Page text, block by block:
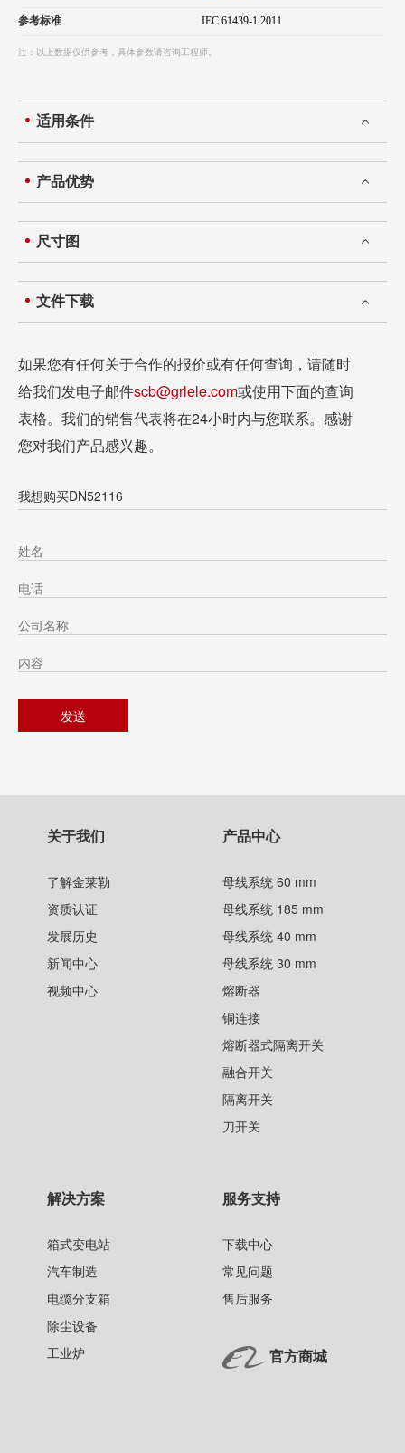
参考标准 IEC 61439-1:2011
注：以上数据仅供参考，具体参数请咨询工程师。
适用条件
产品优势
尺寸图
文件下载
如果您有任何关于合作的报价或有任何查询，请随时
给我们发电子邮件scb@grlele.com或使用下面的查询
表格。我们的销售代表将在24小时内与您联系。感谢
您对我们产品感兴趣。
我想购买DN52116
关于我们
了解金莱勒
资质认证
发展历史
新闻中心
视频中心
产品中心
母线系统 60 mm
母线系统 185 mm
母线系统 40 mm
母线系统 30 mm
熔断器
铜连接
熔断器式隔离开关
融合开关
隔离开关
刀开关
解决方案
箱式变电站
汽车制造
电缆分支箱
除尘设备
工业炉
服务支持
下载中心
常见问题
售后服务
官方商城